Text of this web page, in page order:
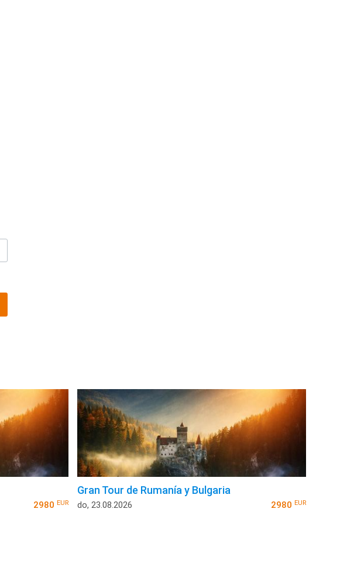
2980 EUR
Gran Tour de Rumanía y Bulgaria
do, 23.08.2026 2980 EUR